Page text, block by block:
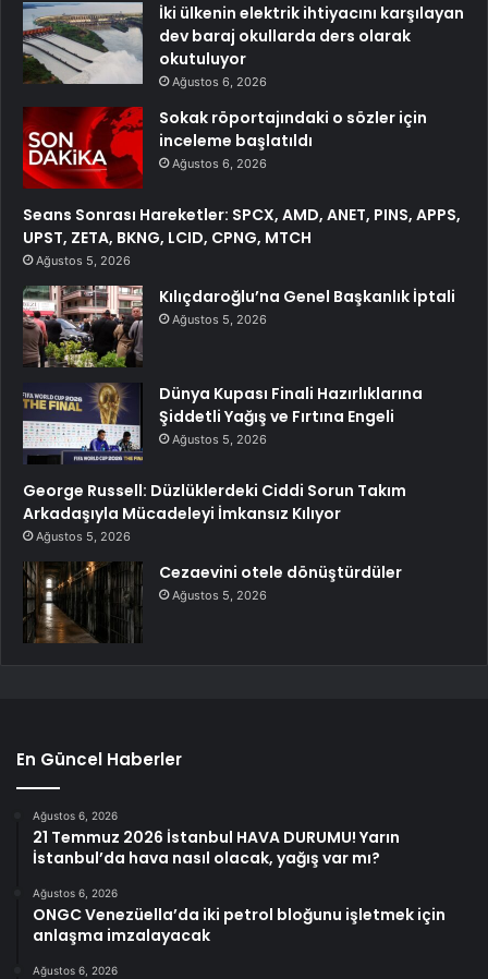
İki ülkenin elektrik ihtiyacını karşılayan
dev baraj okullarda ders olarak
okutuluyor
Ağustos 6, 2026
Sokak röportajındaki o sözler için
inceleme başlatıldı
Ağustos 6, 2026
Seans Sonrası Hareketler: SPCX, AMD, ANET, PINS, APPS,
UPST, ZETA, BKNG, LCID, CPNG, MTCH
Ağustos 5, 2026
Kılıçdaroğlu’na Genel Başkanlık İptali
Ağustos 5, 2026
Dünya Kupası Finali Hazırlıklarına
Şiddetli Yağış ve Fırtına Engeli
Ağustos 5, 2026
George Russell: Düzlüklerdeki Ciddi Sorun Takım
Arkadaşıyla Mücadeleyi İmkansız Kılıyor
Ağustos 5, 2026
Cezaevini otele dönüştürdüler
Ağustos 5, 2026
En Güncel Haberler
Ağustos 6, 2026
21 Temmuz 2026 İstanbul HAVA DURUMU! Yarın
İstanbul’da hava nasıl olacak, yağış var mı?
Ağustos 6, 2026
ONGC Venezüella’da iki petrol bloğunu işletmek için
anlaşma imzalayacak
Ağustos 6, 2026